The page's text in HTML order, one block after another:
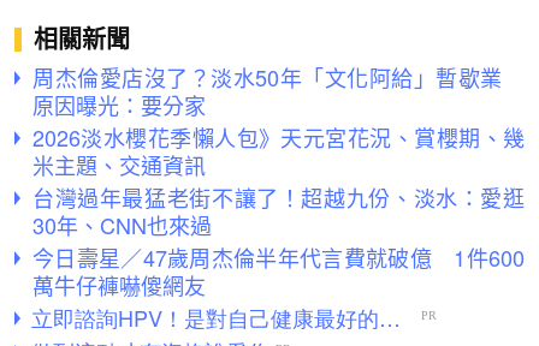
相關新聞
周杰倫愛店沒了？淡水50年「文化阿給」暫歇業
原因曝光：要分家
2026淡水櫻花季懶人包》天元宮花況、賞櫻期、幾
米主題、交通資訊
台灣過年最猛老街不讓了！超越九份、淡水：愛逛
30年、CNN也來過
今日壽星／47歲周杰倫半年代言費就破億 1件600
萬牛仔褲嚇傻網友